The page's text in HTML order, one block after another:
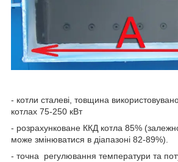
- котли сталеві, товщина
котлах 75-250 кВт
- розрахунковане ККД котла 85%
може змінюватися в діапазоні 82-89%).
- точна регулювання температури та